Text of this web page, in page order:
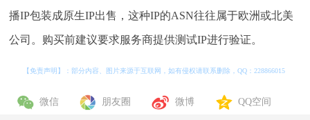
播IP包装成原生IP出售，这种IP的ASN往往属于欧洲或北美
公司。购买前建议要求服务商提供测试IP进行验证。
【免责声明】：部分内容、图片来源于互联网，如有侵权请联系删除，QQ：228866015
微信 朋友圈 微博 QQ空间